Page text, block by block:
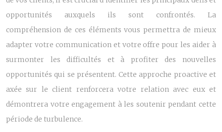
opportunités auxquels ils sont confrontés. La
compréhension de ces éléments vous permettra de mieux
adapter votre communication et votre offre pour les aider à
surmonter les difficultés et à profiter des nouvelles
opportunités qui se présentent. Cette approche proactive et
axée sur le client renforcera votre relation avec eux et
démontrera votre engagement à les soutenir pendant cette
période de turbulence.